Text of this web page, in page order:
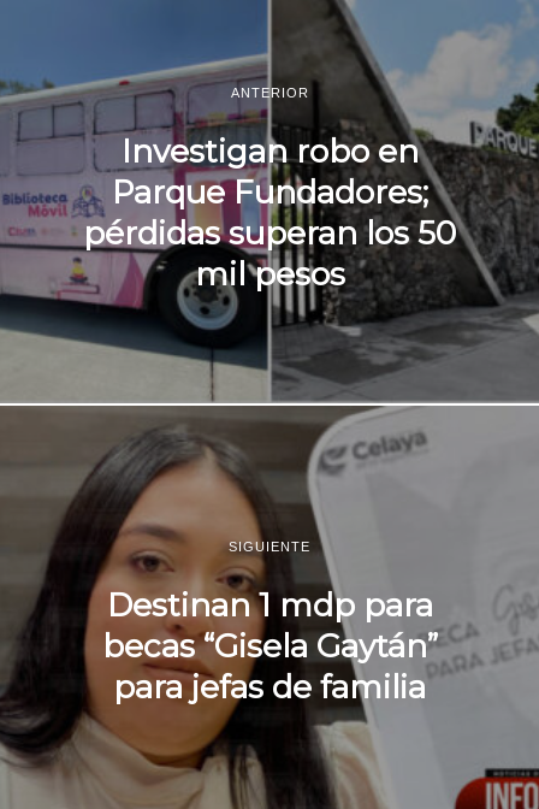
ANTERIOR
Investigan robo en
Parque Fundadores;
pérdidas superan los 50
mil pesos
SIGUIENTE
Destinan 1 mdp para
becas “Gisela Gaytán”
para jefas de familia